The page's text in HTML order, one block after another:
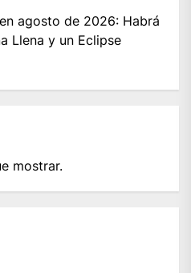
agosto de 2026: Habrá
Llena y un Eclipse
mostrar.